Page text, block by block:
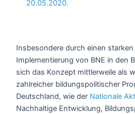
20.05.2020.
Insbesondere durch einen
Implementierung von BNE in den
sich das Konzept mittlerweile als
zahlreicher bildungspolitischer
Deutschland, wie der Nationale
Nachhaltige Entwicklung,